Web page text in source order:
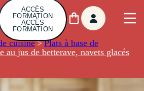
ACCÈS
FORMATION
ACCÈS
FORMATION
cuisine > Plats à base de
au jus de betterave, navets glacés